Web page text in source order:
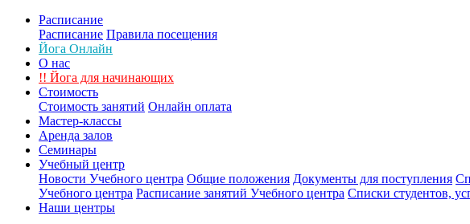
Расписание
Расписание Правила посещения
Йога Онлайн
О нас
!! Йога для начинающих
Стоимость
Стоимость занятий Онлайн оплата
Мастер-классы
Аренда залов
Семинары
Учебный центр
Новости Учебного центра Общие положения Документы для поступления
Учебного центра Расписание занятий Учебного центра Списки студентов,
Наши центры